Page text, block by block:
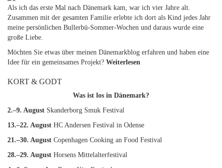
Als ich das erste Mal nach Dänemark kam, war ich vier Jahre alt.
Zusammen mit der gesamten Familie erlebte ich dort als Kind jedes Jahr
meine persönlichen Bullerbü-Sommer-Wochen und daraus wurde eine
große Liebe.
Möchten Sie etwas über meinen Dänemarkblog erfahren und haben eine
Idee für ein gemeinsames Projekt? Weiterlesen
KORT & GODT
Was ist los in Dänemark?
2.–9. August Skanderborg Smuk Festival
13.–22. August HC Andersen Festival in Odense
21.–30. August Copenhagen Cooking an Food Festival
28.–29. August Horsens Mittelalterfestival